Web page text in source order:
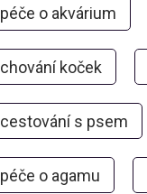
péče o akvárium
chování koček
cestování s psem
péče o agamu